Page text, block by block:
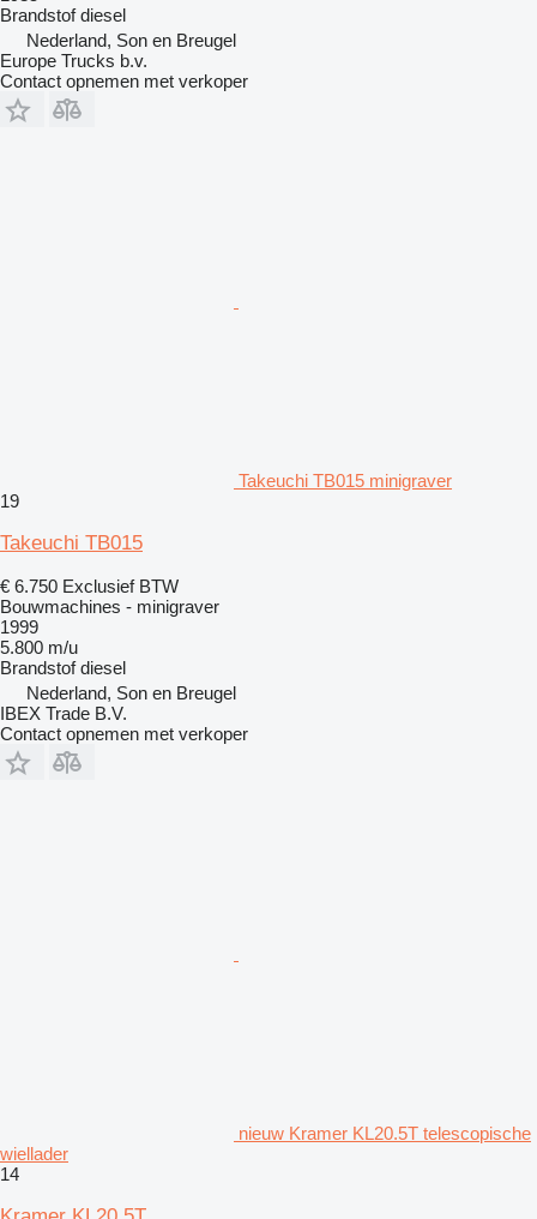
Brandstof diesel
Nederland, Son en Breugel
Europe Trucks b.v.
Contact opnemen met verkoper
Takeuchi TB015 minigraver
19
Takeuchi TB015
€ 6.750 Exclusief BTW
Bouwmachines - minigraver
1999
5.800 m/u
Brandstof diesel
Nederland, Son en Breugel
IBEX Trade B.V.
Contact opnemen met verkoper
nieuw Kramer KL20.5T telescopische
wiellader
14